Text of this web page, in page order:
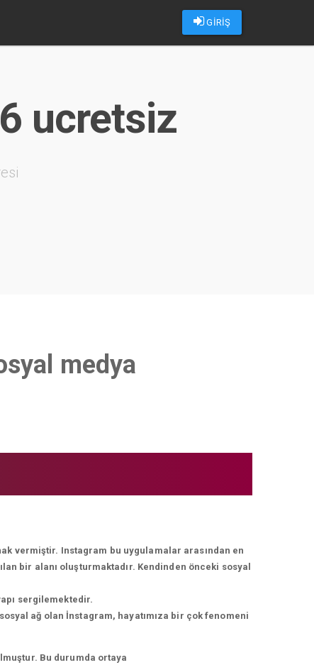
GİRİŞ
ucretsiz
medya
vermiştir. Instagram bu uygulamalar arasından en
bir alanı oluşturmaktadır. Kendinden önceki sosyal
sergilemektedir.
ağ olan İnstagram, hayatımıza bir çok fenomeni
Bu durumda ortaya